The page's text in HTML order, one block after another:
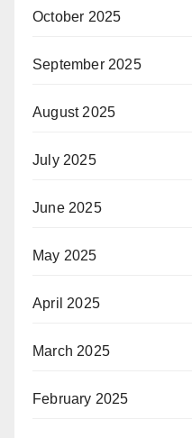
October 2025
September 2025
August 2025
July 2025
June 2025
May 2025
April 2025
March 2025
February 2025